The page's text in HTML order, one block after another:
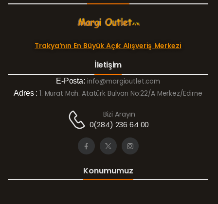
Trakya’nın En Büyük Açık Alışveriş Merkezi
İletişim
E-Posta: info@margioutlet.com
Adres : 1. Murat Mah. Atatürk Bulvarı No:22/A Merkez/Edirne
Bizi Arayın
0(284) 236 64 00
Konumumuz